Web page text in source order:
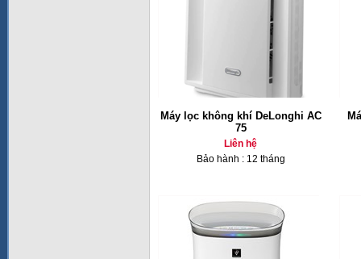
Máy lọc không khí DeLonghi AC
75
Liên hệ
Bảo hành : 12 tháng